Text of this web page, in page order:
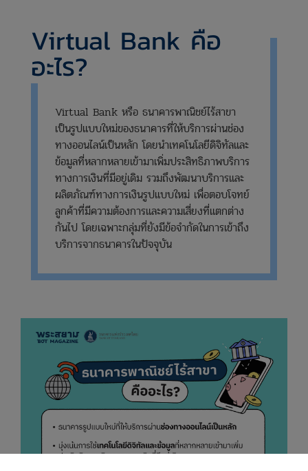
Virtual Bank คือ
อะไร?
Virtual Bank หรือ ธนาคารพาณิชย์ไร้สาขา
เป็นรูปแบบใหม่ของธนาคารที่ให้บริการผ่านช่อง
ทางออนไลน์เป็นหลัก โดยนำเทคโนโลยีดิจิทัลและ
ข้อมูลที่หลากหลายเข้ามาเพิ่มประสิทธิภาพบริการ
ทางการเงินที่มีอยู่เดิม รวมถึงพัฒนาบริการและ
ผลิตภัณฑ์ทางการเงินรูปแบบใหม่ เพื่อตอบโจทย์
ลูกค้าที่มีความต้องการและความเสี่ยงที่แตกต่าง
กันไป โดยเฉพาะกลุ่มที่ยังมีข้อจำกัดในการเข้าถึง
บริการจากธนาคารในปัจจุบัน